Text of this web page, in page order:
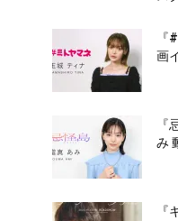
『
画
『
み
『